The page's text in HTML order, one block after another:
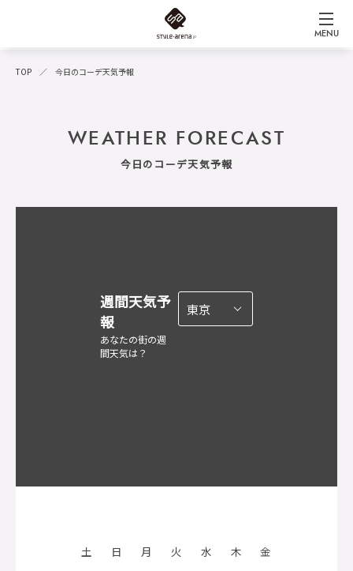
MENU
TOP 今日のコーデ天気予報
WEATHER FORECAST
今日のコーデ天気予報
週間天気予
報
あなたの街の週
間天気は？
土 日 月 火 水 木 金